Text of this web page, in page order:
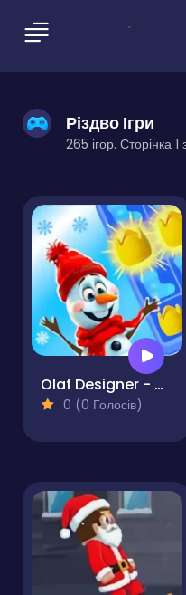
Різдво Ігри
265 ігор. Сторінка 1
Olaf Designer - Match 3
0 (0 Голосів)